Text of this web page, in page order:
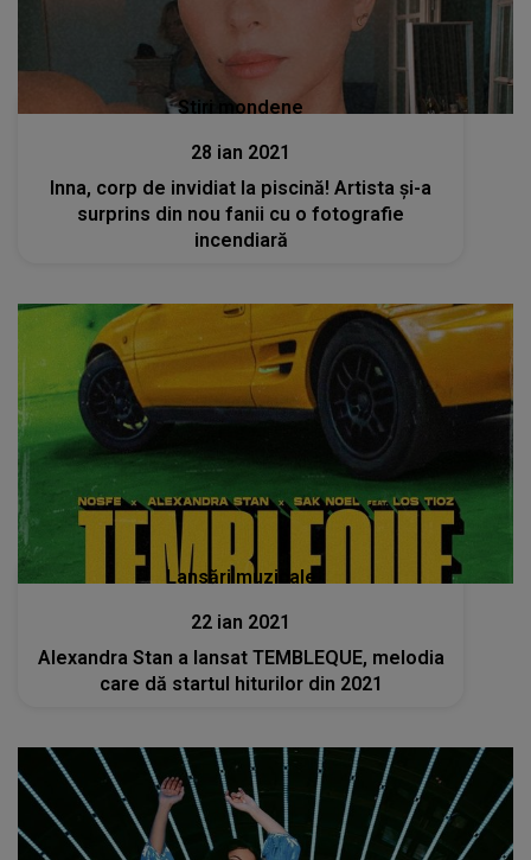
Stiri mondene
28 ian 2021
Inna, corp de invidiat la piscină! Artista și-a
surprins din nou fanii cu o fotografie
incendiară
Lansări muzicale
22 ian 2021
Alexandra Stan a lansat TEMBLEQUE, melodia
care dă startul hiturilor din 2021